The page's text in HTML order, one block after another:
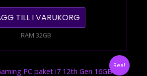
TILL I VARUKORG
RAM 32GB
Rea!